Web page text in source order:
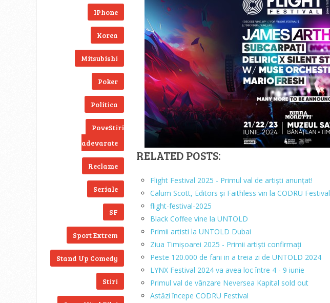
IPhone
Korea
Mitsubishi
Poker
Politica
PoveStiri
adevarate
Reclame
Seriale
SF
Sport Extrem
Stand Up Comedy
Stiri
RELATED POSTS:
Flight Festival 2025 - Primul val de artiști anunțat!
Calum Scott, Editors și Faithless vin la CODRU Festival
flight-festival-2025
Black Coffee vine la UNTOLD
Primii artisti la UNTOLD Dubai
Ziua Timișoarei 2025 - Primii artiști confirmați
Peste 120.000 de fani in a treia zi de UNTOLD 2024
LYNX Festival 2024 va avea loc între 4 - 9 iunie
Primul val de vânzare Neversea Kapital sold out
Astăzi începe CODRU Festival